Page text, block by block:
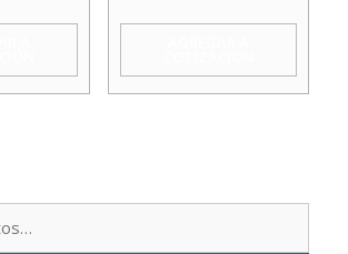
80
Godoy